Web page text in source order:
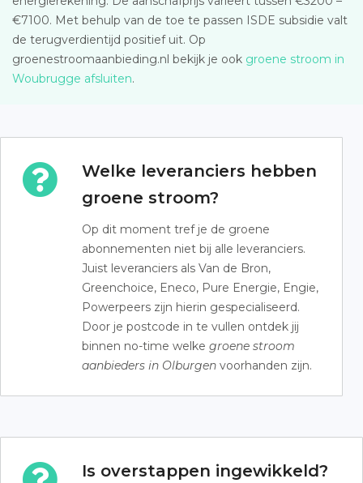
€7100. Met behulp van de toe te passen ISDE subsidie valt
de terugverdientijd positief uit. Op
groenestroomaanbieding.nl bekijk je ook groene stroom in
Woubrugge afsluiten.
Welke leveranciers hebben
groene stroom?
Op dit moment tref je de groene
abonnementen niet bij alle leveranciers.
Juist leveranciers als Van de Bron,
Greenchoice, Eneco, Pure Energie, Engie,
Powerpeers zijn hierin gespecialiseerd.
Door je postcode in te vullen ontdek jij
binnen no-time welke groene stroom
aanbieders in Olburgen voorhanden zijn.
Is overstappen ingewikkeld?